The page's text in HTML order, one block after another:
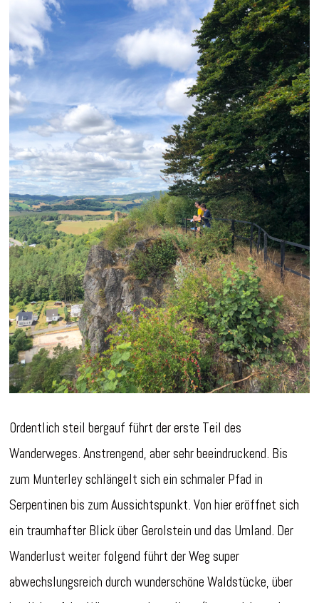
Ordentlich steil bergauf führt der erste Teil des
Wanderweges. Anstrengend, aber sehr beeindruckend. Bis
zum Munterley schlängelt sich ein schmaler Pfad in
Serpentinen bis zum Aussichtspunkt. Von hier eröffnet sich
ein traumhafter Blick über Gerolstein und das Umland. Der
Wanderlust weiter folgend führt der Weg super
abwechslungsreich durch wunderschöne Waldstücke, über